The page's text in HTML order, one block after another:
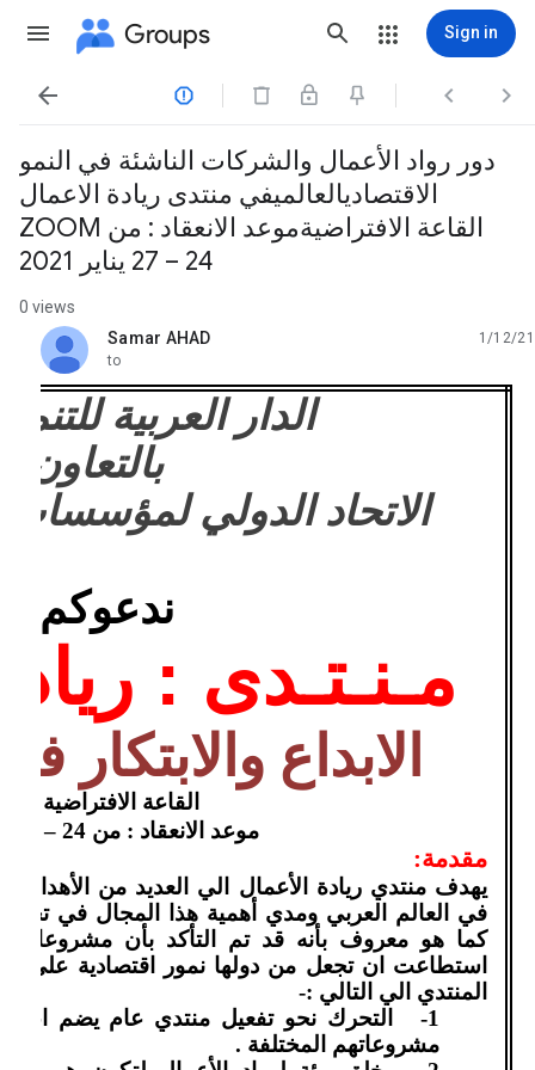
Groups Sign in
   
دور رواد الأعمال والشركات الناشئة في النمو
الاقتصاديالعالميفي منتدى ريادة الاعمال
ZOOM القاعة الافتراضيةموعد الانعقاد : من
24 – 27 يناير 2021
0 views
Samar AHAD
unread,
1/12/21
to
الدار العربية
بالتعاون
الاتحاد الدولي لمؤسسات
ندعوكم
مـنـتـدى :
الابداع والابتكار
القاعة الافتراضية
موعد الانعقاد : من 24 – 27 يناير 2021
مقدمة:
يهدف منتدي ريادة الأعمال الي العديد من الأهداف
في العالم العربي ومدي أهمية هذا المجال في تحقيق
كما هو معروف بأنه قد تم التأكد بأن
استطاعت ان تجعل من دولها نمور اقتصادية علي
المنتدي الي التالي :-
1-
التحرك نحو تفعيل منتدي عام يضم
مشروعاتهم المختلفة .